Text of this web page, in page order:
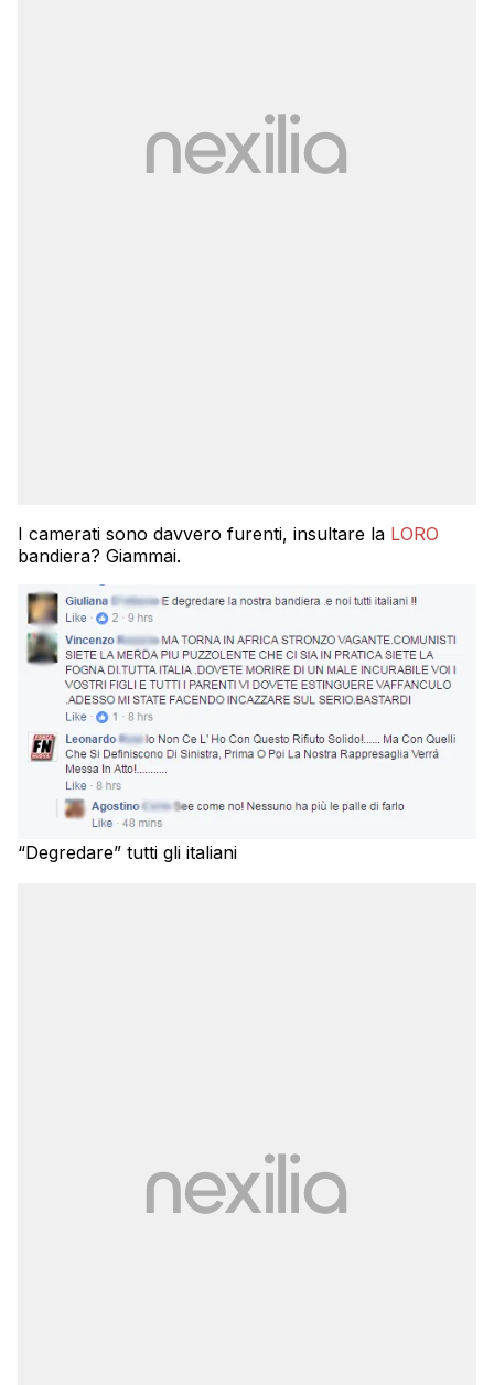
I camerati sono davvero furenti, insultare la LORO
bandiera? Giammai.
“Degredare” tutti gli italiani